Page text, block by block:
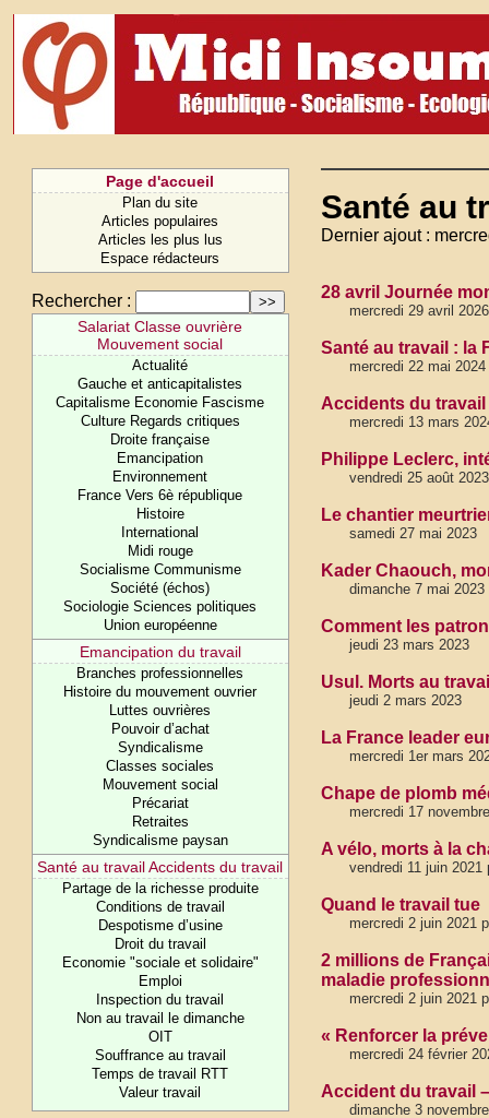
Page d'accueil
Plan du site
Articles populaires
Articles les plus lus
Espace rédacteurs
Rechercher :
Salariat Classe ouvrière
Mouvement social
Actualité
Gauche et anticapitalistes
Capitalisme Economie Fascisme
Culture Regards critiques
Droite française
Emancipation
Environnement
France Vers 6è république
Histoire
International
Midi rouge
Socialisme Communisme
Société (échos)
Sociologie Sciences politiques
Union européenne
Emancipation du travail
Branches professionnelles
Histoire du mouvement ouvrier
Luttes ouvrières
Pouvoir d’achat
Syndicalisme
Classes sociales
Mouvement social
Précariat
Retraites
Syndicalisme paysan
Santé au travail Accidents du travail
Partage de la richesse produite
Conditions de travail
Despotisme d’usine
Droit du travail
Economie "sociale et solidaire"
Emploi
Inspection du travail
Non au travail le dimanche
OIT
Souffrance au travail
Temps de travail RTT
Valeur travail
Santé au
Dernier ajout :
28 avril Journée
mercredi 29 avril 2026
Santé au travail : la
mercredi 22 mai 2024
Accidents du travail
mercredi 13 mars
Philippe Leclerc,
vendredi 25 août 2023
Le chantier
samedi 27 mai 2023
Kader Chaouch,
dimanche 7 mai 2023
Comment les
jeudi 23 mars 2023
Usul. Morts au
jeudi 2 mars 2023
La France leader
mercredi 1er mars
Chape de plomb
mercredi 17
A vélo, morts à la
vendredi 11 juin 2021
Quand le travail tue
mercredi 2 juin 2021
2 millions de
maladie
mercredi 2 juin 2021
« Renforcer la
mercredi 24 février
Accident du travail
dimanche 3